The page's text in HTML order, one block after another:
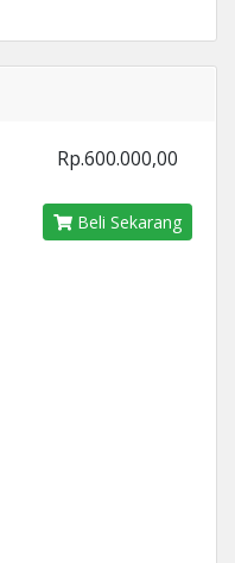
Rp.600.000,00
Beli Sekarang